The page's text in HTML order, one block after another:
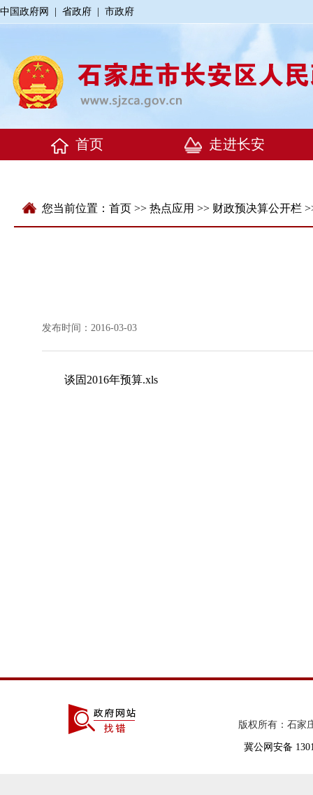
中国政府网 省政府 市政府
您当前位置： 首页 >> 热点应用 >> 财政预决算公开栏
发布时间：2016-03-03
谈固2016年预算.xls